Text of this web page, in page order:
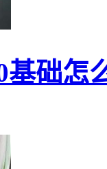
础怎